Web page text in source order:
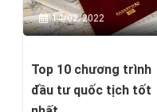
New Zealand thuộc châu
nào? New Zealand thuộc
ở đâu trên bản đồ thế
giới?
14/02/2022
Top 10 chương trình
đầu tư quốc tịch tốt